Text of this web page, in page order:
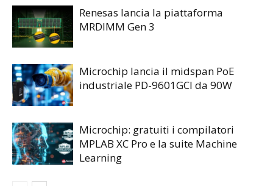
Renesas lancia la piattaforma
MRDIMM Gen 3
Microchip lancia il midspan PoE
industriale PD-9601GCI da 90W
Microchip: gratuiti i compilatori
MPLAB XC Pro e la suite Machine
Learning